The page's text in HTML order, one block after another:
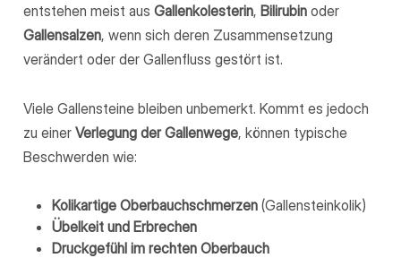
entstehen meist ausGallenkolesterin,Bilirubin oder
Gallensalzen, wenn sich deren Zusammensetzung
verändert oder der Gallenfluss gestört ist.
Viele Gallensteine bleiben unbemerkt. Kommt es jedoch
zu einerVerlegung der Gallenwege, können typische
Beschwerden wie:
Kolikartige Oberbauchschmerzen (Gallensteinkolik)
Übelkeit und Erbrechen
Druckgefühl im rechten Oberbauch